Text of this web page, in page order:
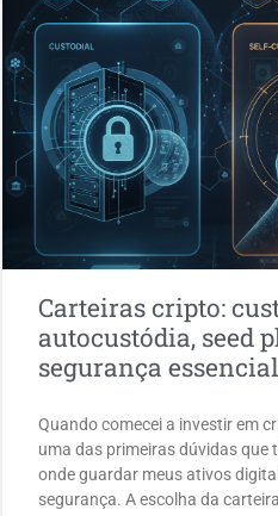
Carteiras cripto:
autocustódia, seed
segurança essencial
Quando comecei a investir em
uma das primeiras dúvidas que
onde guardar meus ativos
segurança. A escolha da carteira